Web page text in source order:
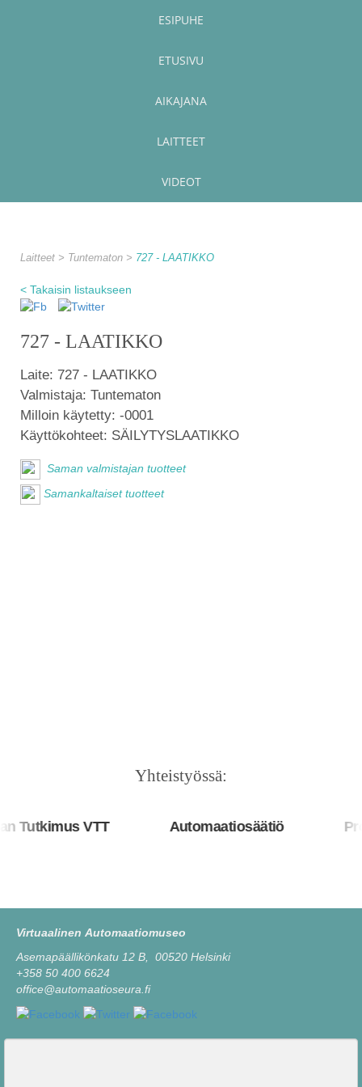
ESIPUHE
ETUSIVU
AIKAJANA
LAITTEET
VIDEOT
Laitteet Tuntematon 727 - LAATIKKO
< Takaisin listaukseen
727 - LAATIKKO
Laite: 727 - LAATIKKO
Valmistaja: Tuntematon
Milloin käytetty: -0001
Käyttökohteet: SÄILYTYSLAATIKKO
Saman valmistajan tuotteet
Samankaltaiset tuotteet
Yhteistyössä:
VTT Automaatiosäätiö
Virtuaalinen Automaatiomuseo
Asemapäällikönkatu 12 B, 00520 Helsinki
+358 50 400 6624
office@automaatioseura.fi